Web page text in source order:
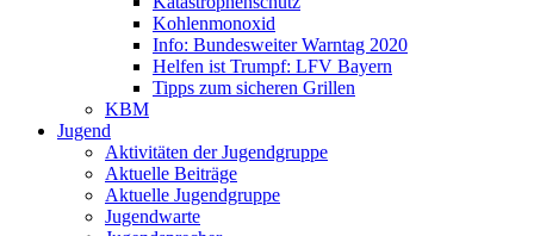
Kohlenmonoxid
Info: Bundesweiter Warntag 2020
Helfen ist Trumpf: LFV Bayern
Tipps zum sicheren Grillen
KBM
Jugend
Aktivitäten der Jugendgruppe
Aktuelle Beiträge
Aktuelle Jugendgruppe
Jugendwarte